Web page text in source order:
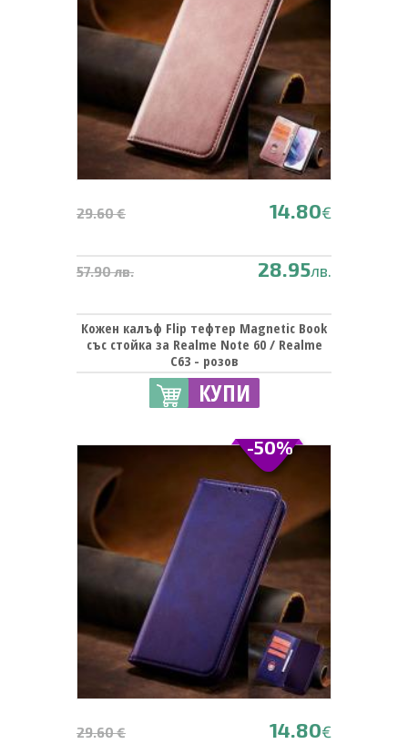
29.60 € 14.80€
57.90 лв. 28.95лв.
Кожен калъф Flip тефтер Magnetic Book
със стойка за Realme Note 60 / Realme
C63 - розов
КУПИ
29.60 € 14.80€
-50%